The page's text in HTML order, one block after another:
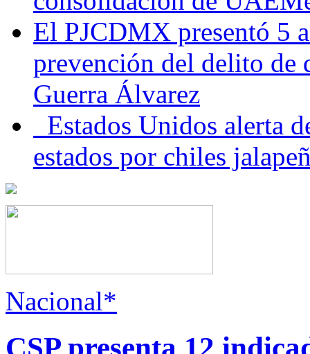
El PJCDMX presentó 5
prevención del delito de
Guerra Álvarez
Estados Unidos alerta
estados por chiles
Nacional*